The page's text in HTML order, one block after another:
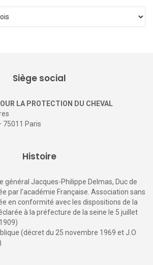
Siège social
LA PROTECTION DU CHEVAL
75011 Paris
Histoire
général Jacques-Philippe Delmas, Duc de
par l’académie Française. Association sans
en conformité avec les dispositions de la
à la préfecture de la seine le 5 juillet
(décret du 25 novembre 1969 et J.O